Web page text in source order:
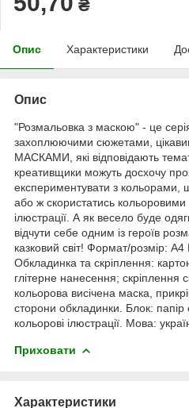
₴
Опис Характеристики
Опис
"Розмальовка з маскою" - це
захоплюючими сюжетами,
МАСКАМИ, які відповідають
креативщики можуть досхочу
експериментувати з
або ж скористатись кольоровими
ілюстрації. А як весело буде
відчути себе одним із героїв
казковий світ! Формат/розмір: А4
Обкладинка та скріплення:
глітерне нанесення; скріплення
кольорова висічена маска,
сторони обкладинки. Блок:
кольорові ілюстрації. Мова:
Приховати
Характеристики